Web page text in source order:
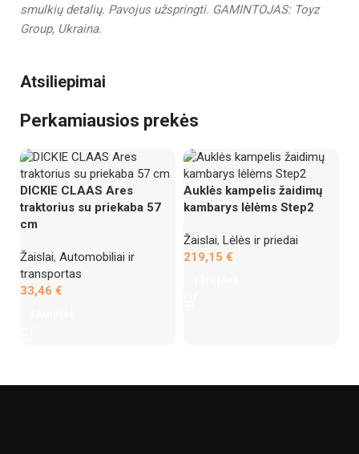
smulkių detalių. Pavojus užspringti. GAMINTOJAS: Toyz
Group, Ukraina.
Atsiliepimai
Perkamiausios prekės
DICKIE CLAAS Ares
traktorius su priekaba 57
cm
Žaislai, Automobiliai ir
transportas
33,46 €
Auklės kampelis žaidimų
kambarys lėlėms Step2
Žaislai, Lėlės ir priedai
219,15 €